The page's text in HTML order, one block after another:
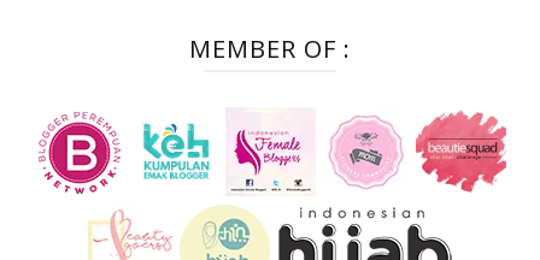
MEMBER OF :